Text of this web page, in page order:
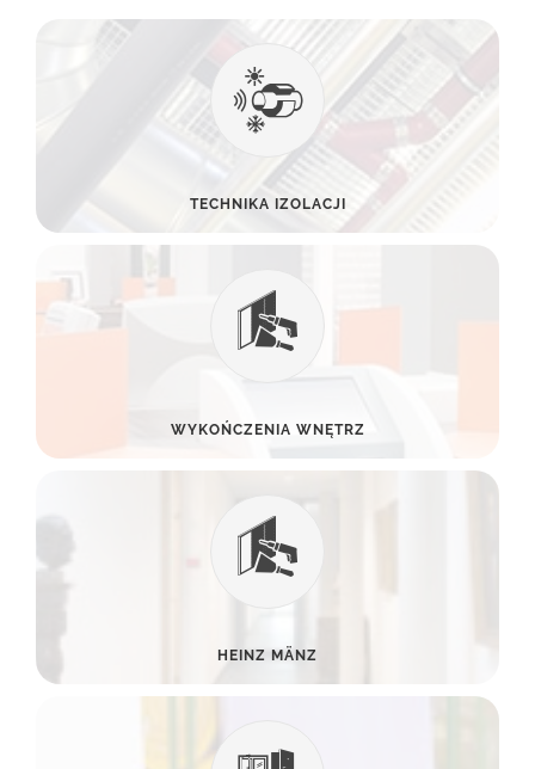
TECHNIKA IZOLACJI
WYKOŃCZENIA WNĘTRZ
HEINZ MÄNZ